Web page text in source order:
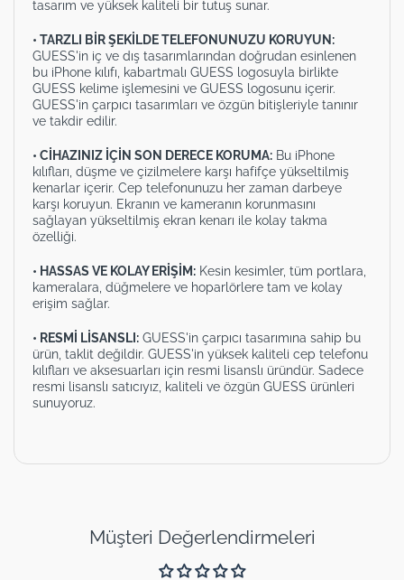
tasarım ve yüksek kaliteli bir tutuş sunar.
• TARZLI BİR ŞEKİLDE TELEFONUNUZU KORUYUN:
GUESS'in iç ve dış tasarımlarından doğrudan esinlenen
bu iPhone kılıfı, kabartmalı GUESS logosuyla birlikte
GUESS kelime işlemesini ve GUESS logosunu içerir.
GUESS'in çarpıcı tasarımları ve özgün bitişleriyle tanınır
ve takdir edilir.
• CİHAZINIZ İÇİN SON DERECE KORUMA: Bu iPhone
kılıfları, düşme ve çizilmelere karşı hafifçe yükseltilmiş
kenarlar içerir. Cep telefonunuzu her zaman darbeye
karşı koruyun. Ekranın ve kameranın korunmasını
sağlayan yükseltilmiş ekran kenarı ile kolay takma
özelliği.
• HASSAS VE KOLAY ERİŞİM: Kesin kesimler, tüm portlara,
kameralara, düğmelere ve hoparlörlere tam ve kolay
erişim sağlar.
• RESMİ LİSANSLI: GUESS'in çarpıcı tasarımına sahip bu
ürün, taklit değildir. GUESS'in yüksek kaliteli cep telefonu
kılıfları ve aksesuarları için resmi lisanslı üründür. Sadece
resmi lisanslı satıcıyız, kaliteli ve özgün GUESS ürünleri
sunuyoruz.
Müşteri Değerlendirmeleri